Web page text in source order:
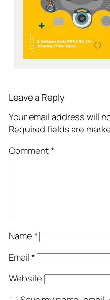
Leave a Reply
Your email address will
Required fields are
Comment*
Name*
Email*
Website